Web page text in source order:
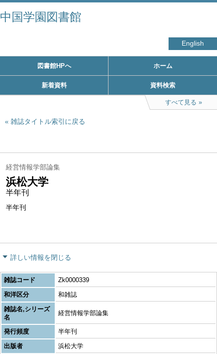
中国学園図書館
English
図書館HPへ ホーム
新着資料 資料検索
すべて見る
雑誌タイトル索引に戻る
経営情報学部論集
浜松大学
半年刊
半年刊
詳しい情報を閉じる
雑誌コード
Zk0000339
和洋区分
和雑誌
雑誌名,シリーズ
名
経営情報学部論集
発行頻度
半年刊
出版者
浜松大学